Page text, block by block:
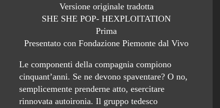
Versione originale tradotta
SHE SHE POP- HEXPLOITATION
Prima
Presentato con Fondazione Piemonte dal Vivo
Le componenti della compagnia compiono
cinquant’anni. Se ne devono spaventare? O no,
semplicemente prenderne atto, esercitare
rinnovata autoironia. Il gruppo tedesco